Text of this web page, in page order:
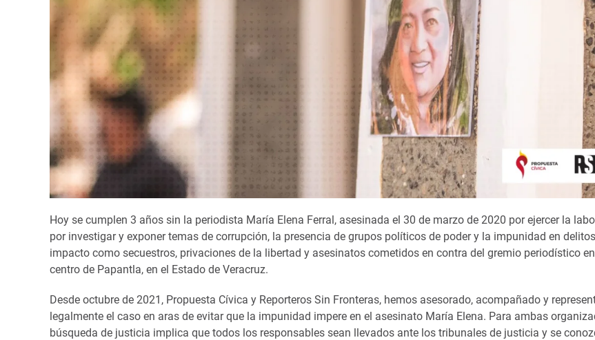
Hoy se cumplen 3 años sin la periodista María Elena Ferral, asesinada el 30 de marzo de 2020 por ejercer la
por investigar y exponer temas de corrupción, la presencia de grupos políticos de poder y la impunidad en
impacto como secuestros, privaciones de la libertad y asesinatos cometidos en contra del gremio periodístico
centro de Papantla, en el Estado de Veracruz.
Desde octubre de 2021, Propuesta Cívica y Reporteros Sin Fronteras, hemos asesorado, acompañado y
legalmente el caso en aras de evitar que la impunidad impere en el asesinato María Elena. Para ambas
búsqueda de justicia implica que todos los responsables sean llevados ante los tribunales de justicia y se